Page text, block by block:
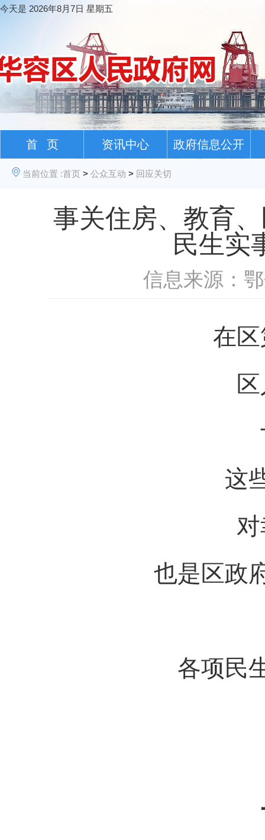
今天是 2026年8月7日 星期五
首 页 资讯中心 政府信息公开
当前位置 :首页 > 公众互动 > 回应关切
事关住房、教育
民生实
信息来源：
在
这
也是区政
各项民